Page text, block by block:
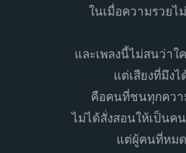
ในเมื่อความรวยไ
และเพลงนี้ไม่สนว่าใ
แต่เสียงที่มึงไ
คือคนที่ชนทุกควา
ไม่ได้สั่งสอนให้เป็นค
แต่ผู้คนที่หม